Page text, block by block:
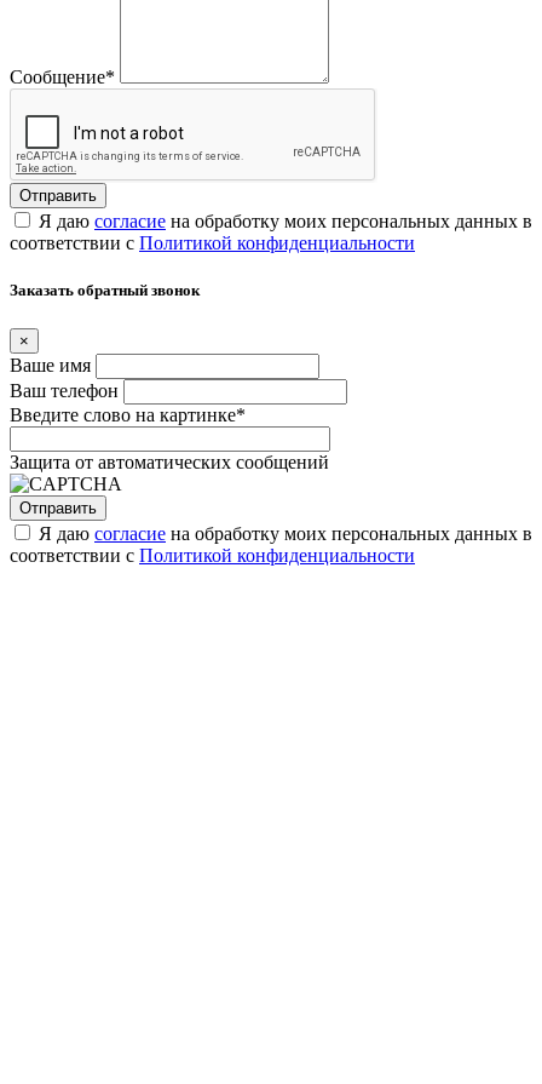
Сообщение*
Я даю согласие на обработку моих персональных данных в
соответствии с Политикой конфиденциальности
Заказать обратный звонок
×
Ваше имя
Ваш телефон
Введите слово на картинке*
Защита от автоматических сообщений
Я даю согласие на обработку моих персональных данных в
соответствии с Политикой конфиденциальности